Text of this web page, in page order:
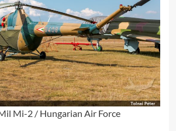
Mi-2 / Hungarian Air Force